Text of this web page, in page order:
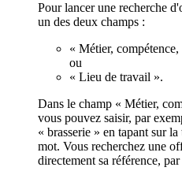
Pour lancer une recherche
un des deux champs :
« Métier,
ou
« Lieu de travail ».
Dans le champ « Métier,
vous pouvez saisir, par
« brasserie » en tapant sur
mot. Vous recherchez une
directement sa référence,